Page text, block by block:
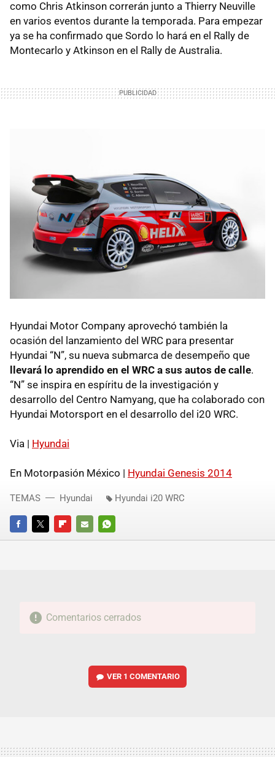
como Chris Atkinson correrán junto a Thierry Neuville
en varios eventos durante la temporada. Para empezar
ya se ha confirmado que Sordo lo hará en el Rally de
Montecarlo y Atkinson en el Rally de Australia.
Hyundai Motor Company aprovechó también la
ocasión del lanzamiento del WRC para presentar
Hyundai “N”, su nueva submarca de desempeño que
llevará lo aprendido en el WRC a sus autos de calle.
“N” se inspira en espíritu de la investigación y
desarrollo del Centro Namyang, que ha colaborado con
Hyundai Motorsport en el desarrollo del i20 WRC.
Via | Hyundai
En Motorpasión México | Hyundai Genesis 2014
FACEBOOKTWITTERFLIPBOARD
E-
WHATSAPP
TEMAS Hyundai Hyundai i20 WRC
Comentarios cerrados
VER 1 COMENTARIO